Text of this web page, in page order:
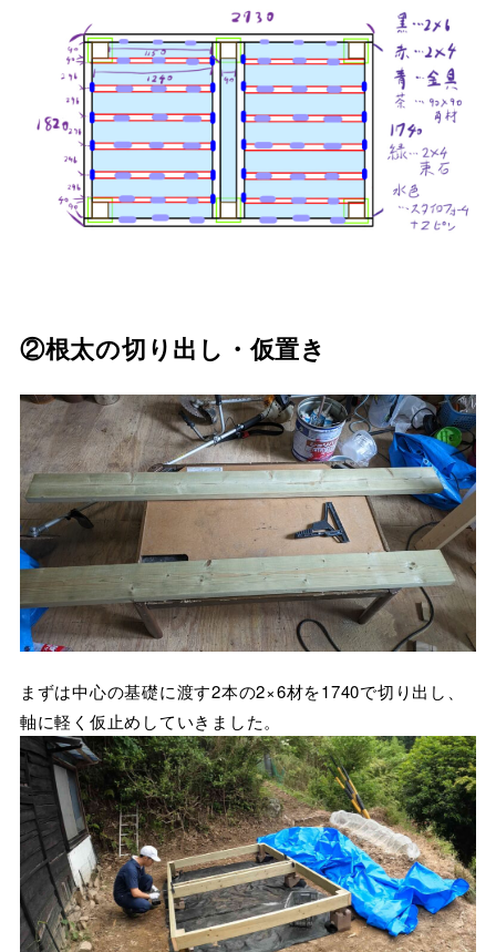
②根太の切り出し・仮置き
まずは中心の基礎に渡す2本の2×6材を1740で切り出し、
軸に軽く仮止めしていきました。